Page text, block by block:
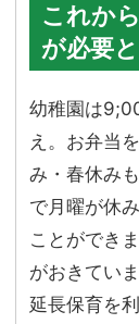
これか
が必要
幼稚園は
え。お弁当
み・春休み
で月曜が休
ことができ
がおきていま
延長保育を